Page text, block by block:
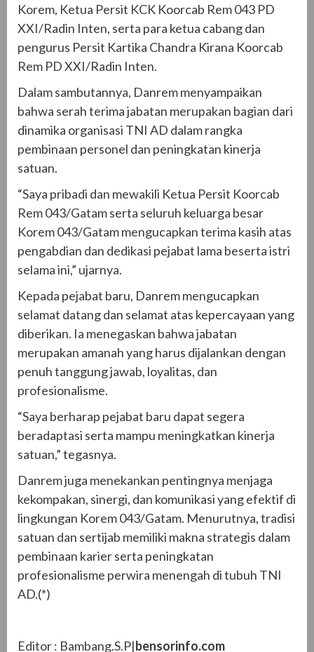
Korem, Ketua Persit KCK Koorcab Rem 043 PD
XXI/Radin Inten, serta para ketua cabang dan
pengurus Persit Kartika Chandra Kirana Koorcab
Rem PD XXI/Radin Inten.
Dalam sambutannya, Danrem menyampaikan
bahwa serah terima jabatan merupakan bagian dari
dinamika organisasi TNI AD dalam rangka
pembinaan personel dan peningkatan kinerja
satuan.
“Saya pribadi dan mewakili Ketua Persit Koorcab
Rem 043/Gatam serta seluruh keluarga besar
Korem 043/Gatam mengucapkan terima kasih atas
pengabdian dan dedikasi pejabat lama beserta istri
selama ini,” ujarnya.
Kepada pejabat baru, Danrem mengucapkan
selamat datang dan selamat atas kepercayaan yang
diberikan. Ia menegaskan bahwa jabatan
merupakan amanah yang harus dijalankan dengan
penuh tanggung jawab, loyalitas, dan
profesionalisme.
“Saya berharap pejabat baru dapat segera
beradaptasi serta mampu meningkatkan kinerja
satuan,” tegasnya.
Danrem juga menekankan pentingnya menjaga
kekompakan, sinergi, dan komunikasi yang efektif di
lingkungan Korem 043/Gatam. Menurutnya, tradisi
satuan dan sertijab memiliki makna strategis dalam
pembinaan karier serta peningkatan
profesionalisme perwira menengah di tubuh TNI
AD.(*)
Editor : Bambang.S.P|bensorinfo.com